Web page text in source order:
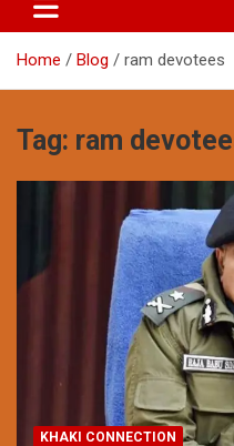
Home Blog ram devotees
Tag: ram
KHAKI CONNECTION